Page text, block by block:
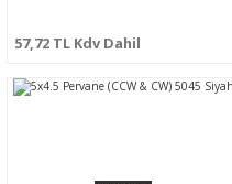
57,72 TL Kdv Dahil